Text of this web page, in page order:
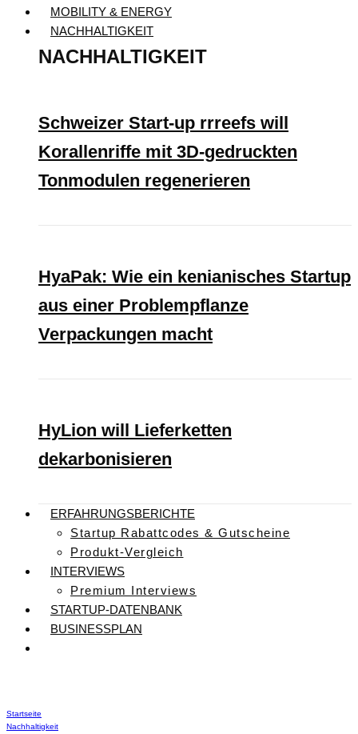
MOBILITY & ENERGY
NACHHALTIGKEIT
NACHHALTIGKEIT
Schweizer Start-up rrreefs will
Korallenriffe mit 3D-gedruckten
Tonmodulen regenerieren
HyaPak: Wie ein kenianisches Startup
aus einer Problempflanze
Verpackungen macht
HyLion will Lieferketten
dekarbonisieren
ERFAHRUNGSBERICHTE
Startup Rabattcodes & Gutscheine
Produkt-Vergleich
INTERVIEWS
Premium Interviews
STARTUP-DATENBANK
BUSINESSPLAN
Startseite
Nachhaltigkeit